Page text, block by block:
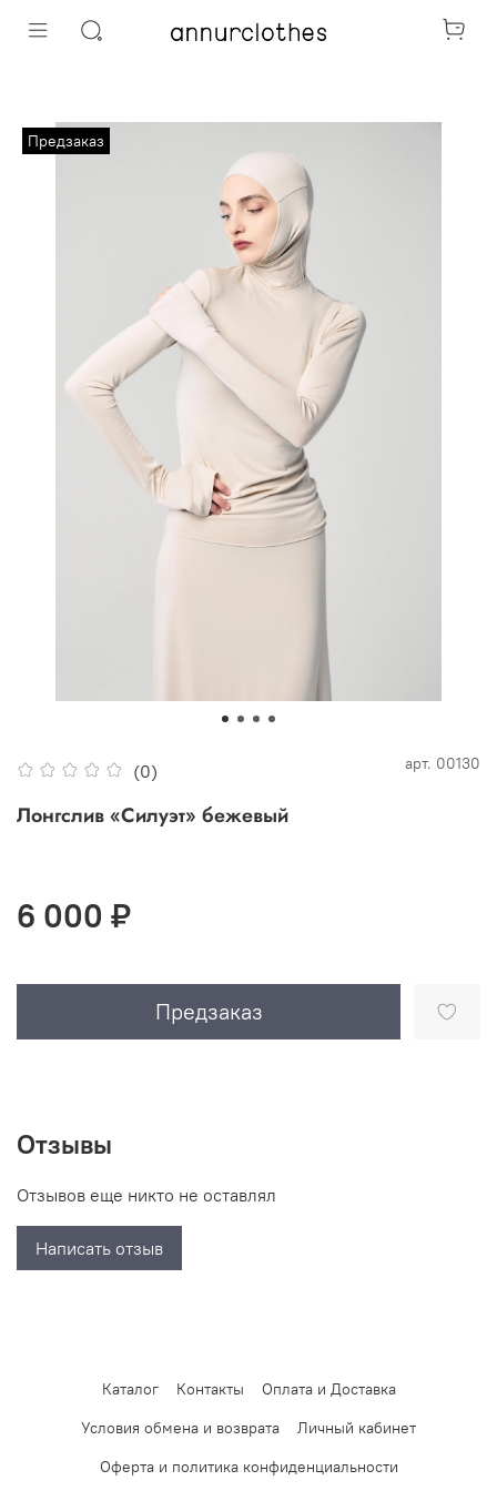
Предзаказ
(0) арт. 00130
Лонгслив «Силуэт» бежевый
6 000 ₽
Предзаказ
Отзывы
Отзывов еще никто не оставлял
Написать отзыв
Каталог Контакты
Оплата и Доставка
Условия обмена и возврата
Личный кабинет
Оферта и политика конфиденциальности